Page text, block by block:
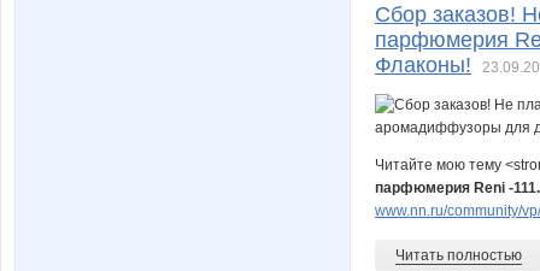
Сбор заказов!
парфюмерия
Флаконы!
Читайте мою тему
парфюмерия Reni -
www.nn.ru/community/
Читать полностью